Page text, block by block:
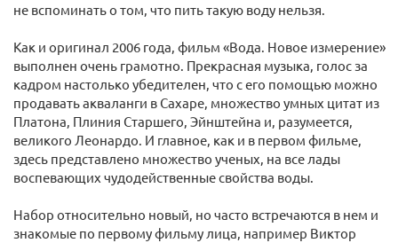
не вспоминать о том, что пить такую воду нельзя.
Как и оригинал 2006 года, фильм «Вода. Новое измерение»
выполнен очень грамотно. Прекрасная музыка, голос за
кадром настолько убедителен, что с его помощью можно
продавать акваланги в Сахаре, множество умных цитат из
Платона, Плиния Старшего, Эйнштейна и, разумеется,
великого Леонардо. И главное, как и в первом фильме,
здесь представлено множество ученых, на все лады
воспевающих чудодейственные свойства воды.
Набор относительно новый, но часто встречаются в нем и
знакомые по первому фильму лица, например Виктор